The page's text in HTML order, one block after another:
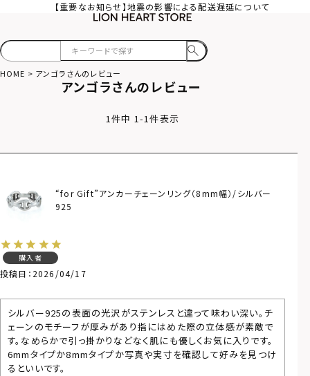
【重要なお知らせ】地震の影響による配送遅延について
HOME アンゴラさんのレビュー
アンゴラさんのレビュー
1件中 1-1件表示
“for Gift”アンカーチェーンリング（8mm幅）/シルバー
925
購入者
投稿日 2026/04/17
シルバー925の表面の光沢がステンレスと違って味わい深い。チ
ェーンのモチーフが厚みがあり指にはめた際の立体感が素敵で
す。なめらかで引っ掛かりなどなく肌にも優しくお気に入りです。
6mmタイプか8mmタイプか写真や実寸を確認して好みを見つけ
るといいです。